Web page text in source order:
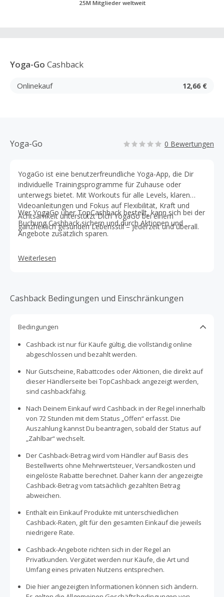
25M Mitglieder weltweit
Yoga-Go Cashback
Onlinekauf 12,66 €
Yoga-Go 0 Bewertungen
YogaGo ist eine benutzerfreundliche Yoga-App, die Dir
individuelle Trainingsprogramme für Zuhause oder
unterwegs bietet. Mit Workouts für alle Levels, klaren
Videoanleitungen und Fokus auf Flexibilität, Kraft und
Achtsamkeit unterstützt Dich YogaGo bei einem
ganzheitlich gesunden Lebensstil – jederzeit und überall.
Wer YogaGo über TopCashback bestellt, kann sich bei der
Buchung Cashback sichern und durch Aktionen und
Angebote zusätzlich sparen.
Weiterlesen
Cashback Bedingungen und Einschränkungen
Bedingungen
Cashback ist nur für Käufe gültig, die vollständig online
abgeschlossen und bezahlt werden.
Nur Gutscheine, Rabattcodes oder Aktionen, die direkt auf
dieser Händlerseite bei TopCashback angezeigt werden,
sind cashbackfähig.
Nach Deinem Einkauf wird Cashback in der Regel innerhalb
von 72 Stunden mit dem Status „Offen“ erfasst. Die
Auszahlung kannst Du beantragen, sobald der Status auf
„Zahlbar“ wechselt.
Der Cashback-Betrag wird vom Händler auf Basis des
Bestellwerts ohne Mehrwertsteuer, Versandkosten und
eingelöste Rabatte berechnet. Daher kann der angezeigte
Cashback-Betrag vom tatsächlich gezahlten Betrag
abweichen.
Enthält ein Einkauf Produkte mit unterschiedlichen
Cashback-Raten, gilt für den gesamten Einkauf die jeweils
niedrigere Rate.
Cashback-Angebote richten sich in der Regel an
Privatkunden. Vergütet werden nur Käufe, die Art und
Umfang eines privaten Nutzens entsprechen.
Die hier angezeigten Informationen können sich ändern.